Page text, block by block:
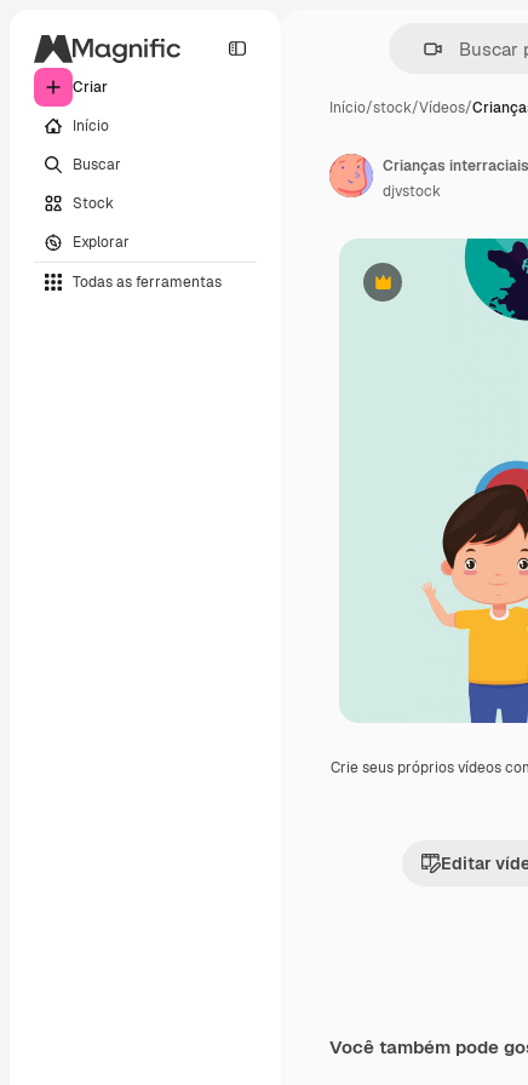
Criar
Início
Buscar
Stock
Explorar
Todas as ferramentas
Início/stock/Vídeos/
Premium
Crie seus próprios vídeos
Editar
Crianças
djvstock
Você também pode